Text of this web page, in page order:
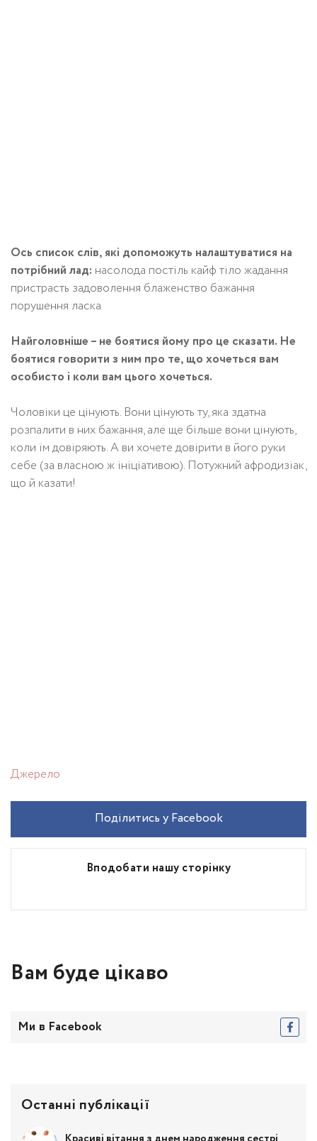
Ось список слів, які допоможуть налаштуватися на
потрібний лад: насолода постіль кайф тіло жадання
пристрасть задоволення блаженство бажання
порушення ласка
Найголовніше – не боятися йому про це сказати. Не
боятися говорити з ним про те, що хочеться вам
особисто і коли вам цього хочеться.
Чоловіки це цінують. Вони цінують ту, яка здатна
розпалити в них бажання, але ще більше вони цінують,
коли їм довіряють. А ви хочете довірити в його руки
себе (за власною ж ініціативою). Потужний афродизіак,
що й казати!
Джерело
Вподобати нашу сторінку
Поділитись у Facebook
Вам буде цікаво
Ми в Facebook
Останні публікації